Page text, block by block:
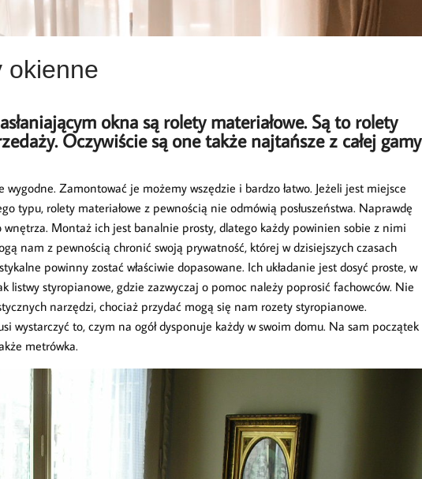
okienne
okna są rolety materiałowe. Są to rolety
Oczywiście są one także najtańsze z całej gamy
Zamontować je możemy wszędzie i bardzo łatwo. Jeżeli jest miejsce
typu, rolety materiałowe z pewnością nie odmówią posłuszeństwa. Naprawdę
Montaż ich jest banalnie prosty, dlatego każdy powinien sobie z nimi
nam z pewnością chronić swoją prywatność, której w dzisiejszych czasach
powinny zostać właściwie dopasowane. Ich układanie jest dosyć proste, w
listwy styropianowe, gdzie zazwyczaj o pomoc należy poprosić fachowców. Nie
narzędzi, chociaż przydać mogą się nam rozety styropianowe.
wystarczyć to, czym na ogół dysponuje każdy w swoim domu. Na sam początek
metrówka.